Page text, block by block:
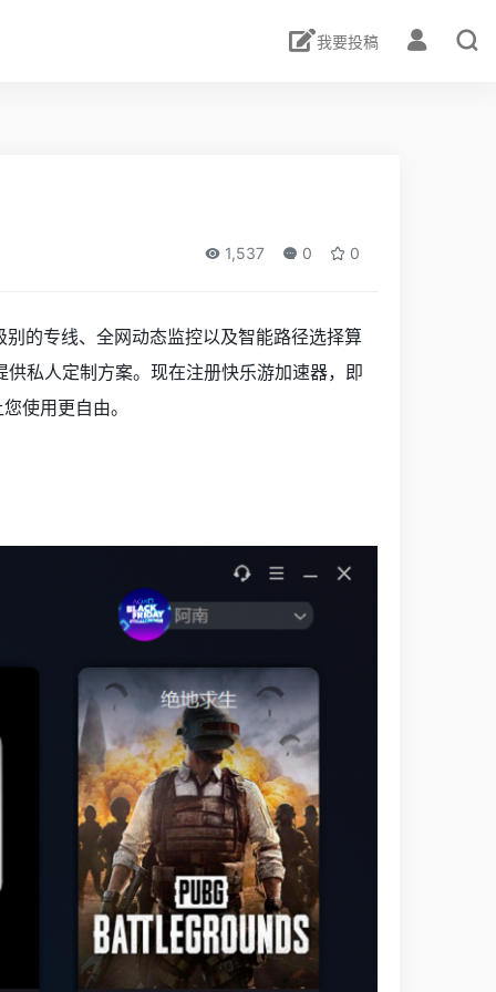
我要投稿
1,537 0 0
的专线、全网动态监控以及智能路径选择算
私人定制方案。现在注册快乐游加速器，即
使用更自由。